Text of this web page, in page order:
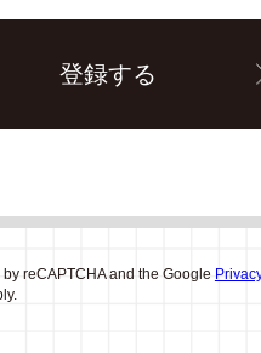
reCAPTCHA and the Google